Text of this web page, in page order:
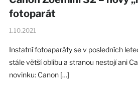
fotoparát
1.10.2021
Instatní fotoaparáty se v posledních
stále větší oblibu a stranou nestojí ani
novinku: Canon […]